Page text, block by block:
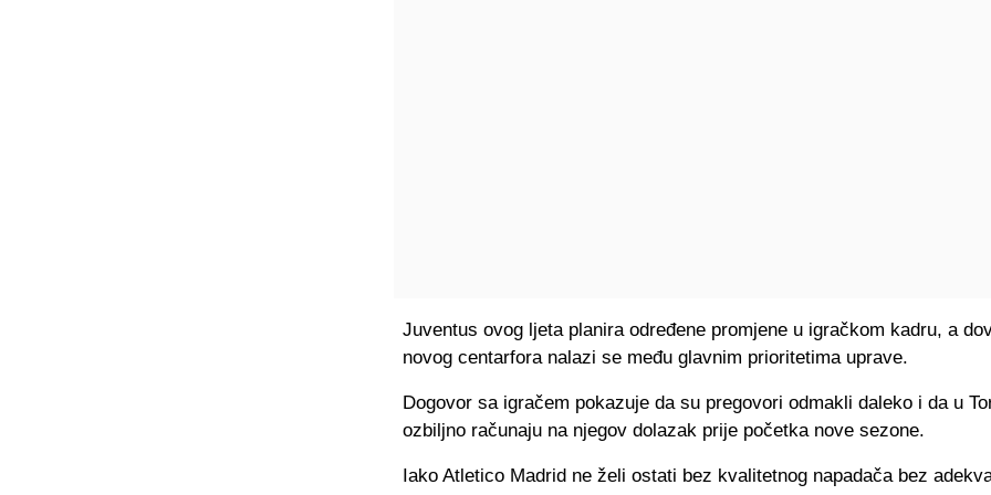
Juventus ovog ljeta planira određene promjene u igračkom kadru, a
novog centarfora nalazi se među glavnim prioritetima uprave.
Dogovor sa igračem pokazuje da su pregovori odmakli daleko i da u
ozbiljno računaju na njegov dolazak prije početka nove sezone.
Iako Atletico Madrid ne želi ostati bez kvalitetnog napadača bez